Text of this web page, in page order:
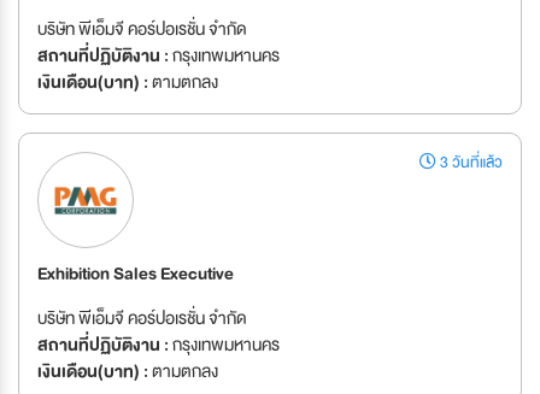
บริษัท พีเอ็มจี คอร์ปอเรชั่น จำกัด
สถานที่ปฏิบัติงาน :กรุงเทพมหานคร
เงินเดือน(บาท) :ตามตกลง
3 วันที่แล้ว
Exhibition Sales Executive
บริษัท พีเอ็มจี คอร์ปอเรชั่น จำกัด
สถานที่ปฏิบัติงาน :กรุงเทพมหานคร
เงินเดือน(บาท) :ตามตกลง